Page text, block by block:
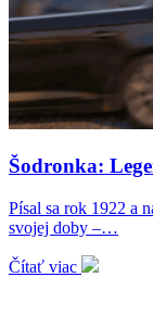
Šodronka:
Písal sa rok 1922 a
svojej doby –…
Čítať viac